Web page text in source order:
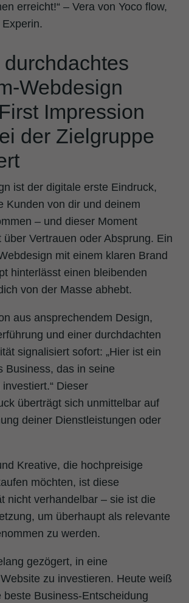
erreicht!“ – Vera von Yoco flow,
Webdesign
Impression
der Zielgruppe
ist der digitale erste Eindruck,
Kunden von dir und deinem
– und dieser Moment
über Vertrauen oder Absprung. Ein
mit einem klaren Brand
hinterlässt einen bleibenden
von der Masse abhebt.
aus ansprechendem Design,
und einer durchdachten
signalisiert sofort: „Hier ist ein
Business, das in seine
Dieser
überträgt sich unmittelbar auf
deiner Dienstleistungen oder
Kreative, die hochpreisige
möchten, ist diese
nicht verhandelbar – sie ist die
um überhaupt als relevante
zu werden.
gezögert, in eine
zu investieren. Heute weiß
beste Business-Entscheidung